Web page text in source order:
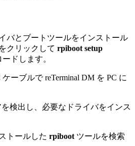
バとブートツールをインストール
をクリックして rpiboot setup
ドします。
ケーブルで reTerminal DM を PC に
検出し、必要なドライバをインス
トールした rpiboot ツールを検索